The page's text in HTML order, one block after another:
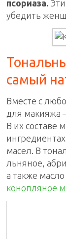
псориаза.
убедить
самый
Вместе с
для макияжа
В их составе
масел. В
льняное,
а также
конопляное